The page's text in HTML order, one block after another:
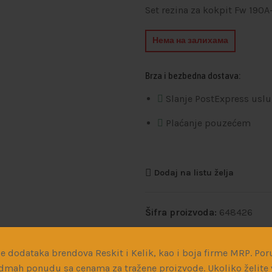
dodataka brendova Reskit i Kelik, kao i boja firme MRP.
ponudu sa cenama za tražene proizvode. Ukoliko
Set rezina za kokpit Fw
Нема на залихама
Brza i bezbedna dostava:
Slanje PostExpress
Plaćanje pouzećem
Dodaj na listu želja
Šifra proizvoda: 648426
Podeli: